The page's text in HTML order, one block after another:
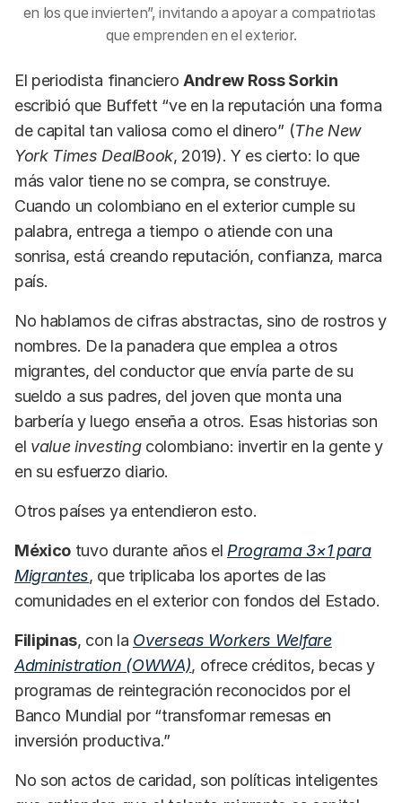
en los que invierten”, invitando a apoyar a compatriotas
que emprenden en el exterior.
El periodista financiero Andrew Ross Sorkin
escribió que Buffett “ve en la reputación una forma
de capital tan valiosa como el dinero” (The New
York Times DealBook, 2019). Y es cierto: lo que
más valor tiene no se compra, se construye.
Cuando un colombiano en el exterior cumple su
palabra, entrega a tiempo o atiende con una
sonrisa, está creando reputación, confianza, marca
país.
No hablamos de cifras abstractas, sino de rostros y
nombres. De la panadera que emplea a otros
migrantes, del conductor que envía parte de su
sueldo a sus padres, del joven que monta una
barbería y luego enseña a otros. Esas historias son
el value investingcolombiano: invertir en la gente y
en su esfuerzo diario.
Otros países ya entendieron esto.
México tuvo durante años el Programa 3×1 para
Migrantes, que triplicaba los aportes de las
comunidades en el exterior con fondos del Estado.
Filipinas, con la Overseas Workers Welfare
Administration (OWWA), ofrece créditos, becas y
programas de reintegración reconocidos por el
Banco Mundial por “transformar remesas en
inversión productiva.”
No son actos de caridad, son políticas inteligentes